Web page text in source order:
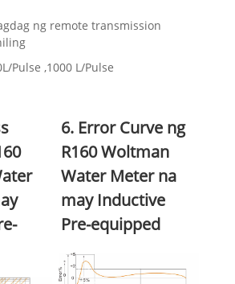
ng remote transmission
Pulse ,1000 L/Pulse
6. Error Curve ng
R160 Woltman
Water Meter na
may Inductive
Pre-equipped